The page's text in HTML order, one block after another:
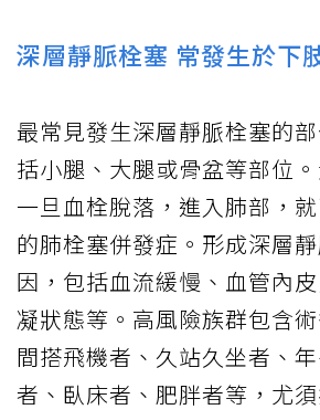
深層靜脈栓塞 常發生於下
最常見發生深層靜脈栓塞的
括小腿、大腿或骨盆等部位
一旦血栓脫落，進入肺部，
的肺栓塞併發症。形成深層
因，包括血流緩慢、血管內
凝狀態等。高風險族群包含
間搭飛機者、久站久坐者、
者、臥床者、肥胖者等，尤須